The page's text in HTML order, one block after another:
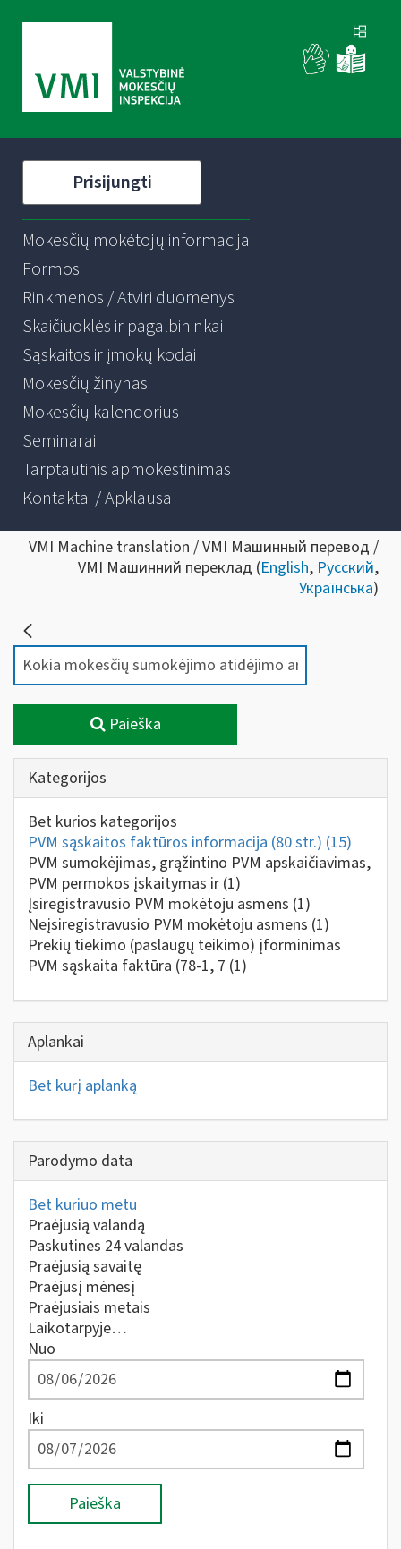
Prisijungti
Mokesčių mokėtojų informacija
Formos
Rinkmenos / Atviri duomenys
Skaičiuoklės ir pagalbininkai
Sąskaitos ir įmokų kodai
Mokesčių žinynas
Mokesčių kalendorius
Seminarai
Tarptautinis apmokestinimas
Kontaktai / Apklausa
VMI Machine translation / VMI Машинный перевод /
VMI Машинний переклад (English, Русский,
Українська)
Paieška
Kategorijos
Bet kurios kategorijos
PVM sąskaitos faktūros informacija (80 str.) (15)
PVM sumokėjimas, grąžintino PVM apskaičiavimas,
PVM permokos įskaitymas ir (1)
Įsiregistravusio PVM mokėtoju asmens (1)
Neįsiregistravusio PVM mokėtoju asmens (1)
Prekių tiekimo (paslaugų teikimo) įforminimas
PVM sąskaita faktūra (78-1, 7 (1)
Aplankai
Bet kurį aplanką
Parodymo data
Bet kuriuo metu
Praėjusią valandą
Paskutines 24 valandas
Praėjusią savaitę
Praėjusį mėnesį
Praėjusiais metais
Laikotarpyje…
Nuo
Iki
Paieška